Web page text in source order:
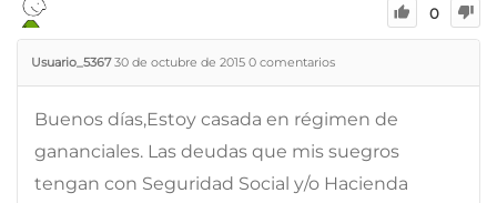
0
Usuario_5367 30 de octubre de 2015 0 comentarios
Buenos días,Estoy casada en régimen de
gananciales. Las deudas que mis suegros
tengan con Seguridad Social y/o Hacienda